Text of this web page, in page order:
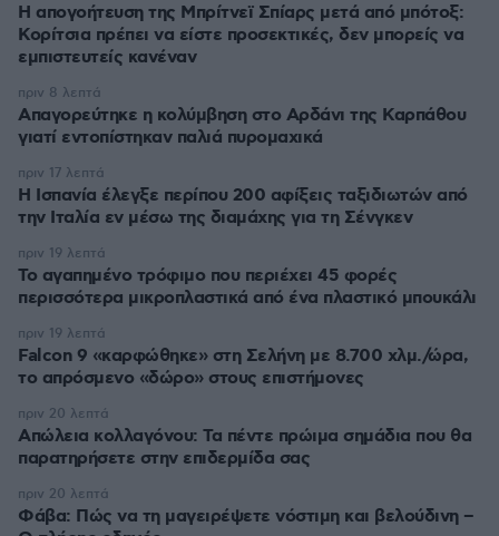
Η απογοήτευση της Μπρίτνεϊ Σπίαρς μετά από μπότοξ:
Κορίτσια πρέπει να είστε προσεκτικές, δεν μπορείς να
εμπιστευτείς κανέναν
Απαγορεύτηκε η κολύμβηση στο Αρδάνι της Καρπάθου
γιατί εντοπίστηκαν παλιά πυρομαχικά
πριν 8 λεπτά
Η Ισπανία έλεγξε περίπου 200 αφίξεις ταξιδιωτών από
την Ιταλία εν μέσω της διαμάχης για τη Σένγκεν
πριν 17 λεπτά
Το αγαπημένο τρόφιμο που περιέχει 45 φορές
περισσότερα μικροπλαστικά από ένα πλαστικό μπουκάλι
πριν 19 λεπτά
Falcon 9 «καρφώθηκε» στη Σελήνη με 8.700 χλμ./ώρα,
το απρόσμενο «δώρο» στους επιστήμονες
πριν 19 λεπτά
Απώλεια κολλαγόνου: Τα πέντε πρώιμα σημάδια που θα
παρατηρήσετε στην επιδερμίδα σας
πριν 20 λεπτά
Φάβα: Πώς να τη μαγειρέψετε νόστιμη και βελούδινη –
πριν 20 λεπτά